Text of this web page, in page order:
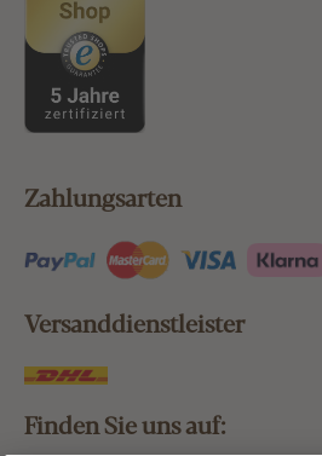
Zahlungsarten
Versanddienstleister
Finden Sie uns auf: